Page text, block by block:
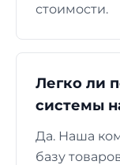
стоимости.
Легко ли
системы
Да. Наша
базу